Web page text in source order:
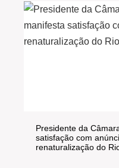
Presidente da
satisfação com
renaturalização do